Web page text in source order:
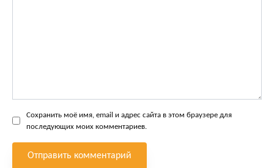
Сохранить моё имя, email и адрес сайта в этом браузере для
последующих моих комментариев.